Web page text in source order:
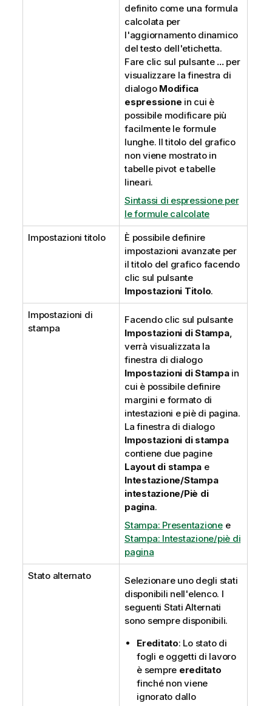
definito come una formula
calcolata per
l'aggiornamento dinamico
del testo dell'etichetta.
Fare clic sul pulsante ...per
visualizzare la finestra di
dialogo Modifica
espressione in cui è
possibile modificare più
facilmente le formule
lunghe. Il titolo del grafico
non viene mostrato in
tabelle pivot e tabelle
lineari.
Sintassi di espressione per
le formule calcolate
Impostazioni titolo
È possibile definire
impostazioni avanzate per
il titolo del grafico facendo
clic sul pulsante
Impostazioni Titolo.
Impostazioni di
stampa
Facendo clic sul pulsante
Impostazioni di Stampa,
verrà visualizzata la
finestra di dialogo
Impostazioni di Stampain
cui è possibile definire
margini e formato di
intestazioni e piè di pagina.
La finestra di dialogo
Impostazioni di stampa
contiene due pagine
Layout di stampa e
Intestazione/Stampa
intestazione/Piè di
pagina.
Stampa: Presentazionee
Stampa: Intestazione/piè di
pagina
Stato alternato
Selezionare uno degli stati
disponibili nell'elenco. I
seguenti Stati Alternati
sono sempre disponibili.
Ereditato: Lo stato di
fogli e oggetti di lavoro
è sempre ereditato
finché non viene
ignorato dallo